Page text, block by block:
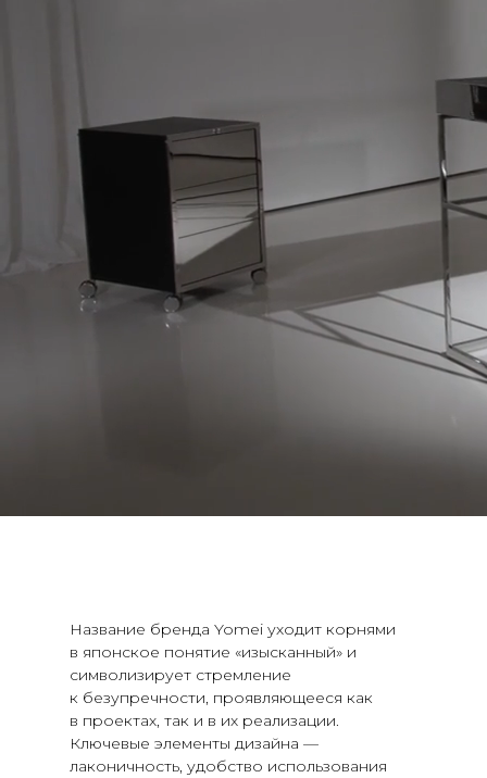
Название бренда Yomei уходит корнями
в японское понятие «изысканный» и
символизирует стремление
к безупречности, проявляющееся как
в проектах, так и в их реализации.
Ключевые элементы дизайна —
лаконичность, удобство использования